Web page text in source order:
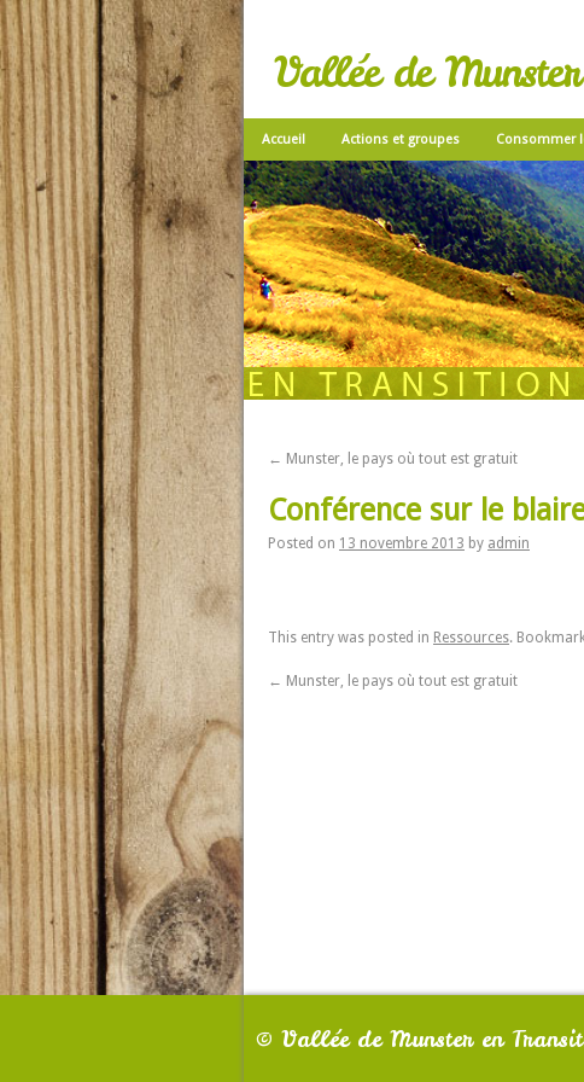
Vallée de
Accueil Actions et groupes Consommer
← Munster, le pays où tout est gratuit
Conférence sur le
Posted on 13 novembre 2013 by admin
This entry was posted in Ressources.
← Munster, le pays où tout est gratuit
© Vallée de Munster en